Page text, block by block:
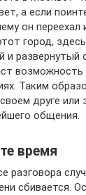
а если
он переехал
город,
и развернутый
возможность
Таким
друге или
общения.
время
разговора
сбивается.